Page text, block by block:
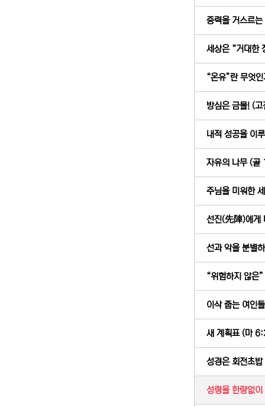
중력을 거스르
세상은 “거대한
“온유”란 무엇
방심은 금물! (
내적 성공을 이
자유의 나무 (
주님을 미워한
선진(先陣)에게
선과 악을 분별
“위험하지 않은
이삭 줍는 여인
새 계획표 (마
성경은 회전초
성령을 한량없